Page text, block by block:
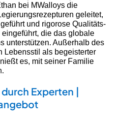
bei MWalloys die
geleitet,
und rigorose Qualitäts-
die das globale
unterstützen. Außerhalb des
Lebensstil als begeisterter
es, mit seiner Familie
Experten |